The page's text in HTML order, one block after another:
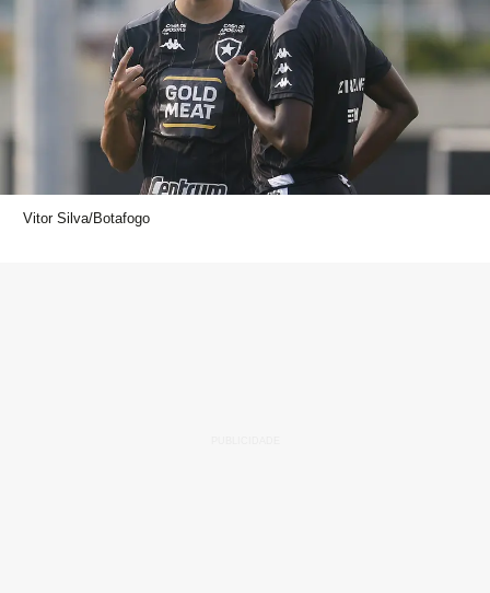
Vitor Silva/Botafogo